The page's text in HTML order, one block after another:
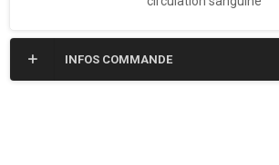
INFOS COMMANDE